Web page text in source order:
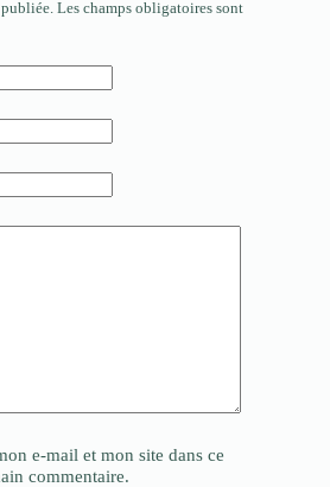
Les champs obligatoires sont
e-mail et mon site dans ce
commentaire.